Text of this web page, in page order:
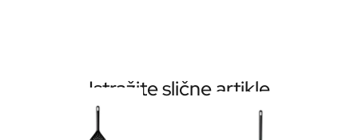
Istražite slične artikle